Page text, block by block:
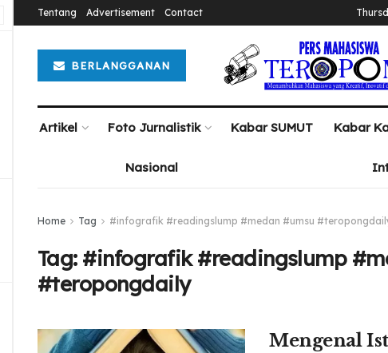
Tentang Advertisement Contact
BERLANGGANAN
Artikel Foto Jurnalistik Kabar SUMUT Kabar
Nasional
Home Tag #infografik #readingslump #medan #umsu
Tag: #infografik #readingslump
#teropongdaily
Mengenal